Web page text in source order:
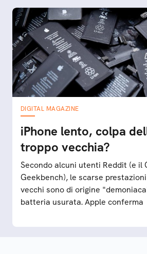
DIGITAL MAGAZINE
iPhone lento, colpa
troppo vecchia?
Secondo alcuni utenti Reddit (e il
Geekbench), le scarse
vecchi sono di origine
batteria usurata. Apple conferma